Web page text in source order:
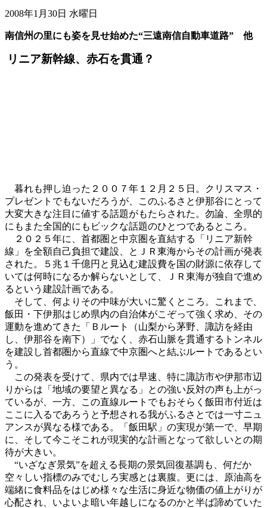
2008年1月30日 水曜日
南信州の里にも姿を見せ始めた“三遠南信自動車道路” 他
リニア新幹線、赤石を貫通？
暮れも押し迫った２００７年１２月２５日。クリスマス・
プレゼントでもないだろうが、このふるさと伊那谷にとって
大変大きな注目に値する話題がもたらされた。勿論、全県的
にもまた全国的にもビックな話題のひとつであるところ。
２０２５年に、首都圏と中京圏を直結する「リニア新幹
線」を全額自己負担で建設、とＪＲ東海からその計画が発表
された。５兆１千億円と見込む建設費を国の財源に依存して
いては何時になるか解らないとして、ＪＲ東海が独自で進め
るという建設計画である。
そして、何よりその中味が大いに驚くところ。これまで、
飯田・下伊那はじめ県内の自治体がこぞって強く求め、その
運動を進めてきた「Ｂルート（山梨から茅野、諏訪を経由
し、伊那谷を南下）」でなく、赤石山脈を貫通するトンネル
を建設し首都圏から直線で中京圏へと結ぶルートであるとい
う。
この発表を受けて、県内では早速、特に諏訪市や伊那市辺
りからは「地域の要望と異なる」との強い反対の声も上がっ
ているが、一方、この直線ルートでもおそらく飯田市付近は
ここに入るであろうと予想される我がふるさとでは一寸ニュ
アンスが異なる様である。「飯田駅」の実現が第一で、早期
に、そして今こそこれが現実的な計画となって欲しいとの期
待が大きい。
“いざなぎ景気”を超える長期の景気回復基調も、何だか
空々しい指標のみでむしろ実感とは裏腹。更には、原油高を
端緒に食料品をはじめ様々な生活に身近な物価の値上がりが
心配され、いよいよ暗い年越しになるのかと半ば諦めていた